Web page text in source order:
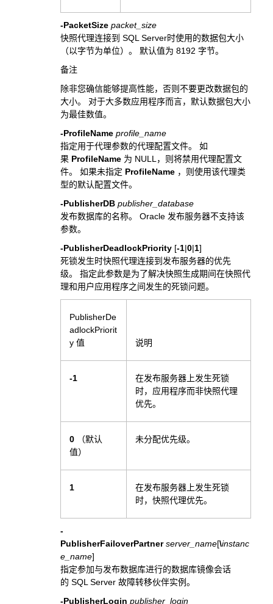
-PacketSize packet_size
快照代理连接到 SQL Server时使用的数据包大小
（以字节为单位）。 默认值为 8192 字节。
备注
除非您确信能够提高性能，否则不要更改数据包的
大小。 对于大多数应用程序而言，默认数据包大小
为最佳数值。
-ProfileName profile_name
指定用于代理参数的代理配置文件。 如
果 ProfileName 为 NULL，则将禁用代理配置文
件。 如果未指定 ProfileName ，则使用该代理类
型的默认配置文件。
-PublisherDB publisher_database
发布数据库的名称。 Oracle 发布服务器不支持该
参数。
-PublisherDeadlockPriority [-1|0|1]
死锁发生时快照代理连接到发布服务器的优先
级。 指定此参数是为了解决快照生成期间在快照代
理和用户应用程序之间发生的死锁问题。
PublisherDe
adlockPriorit
y 值
说明
-1
在发布服务器上发生死锁
时，应用程序而非快照代理
优先。
0 （默认
值）
未分配优先级。
1
在发布服务器上发生死锁
时，快照代理优先。
-
PublisherFailoverPartner server_name[\instanc
e_name]
指定参加与发布数据库进行的数据库镜像会话
的 SQL Server 故障转移伙伴实例。
-PublisherLogin publisher_login